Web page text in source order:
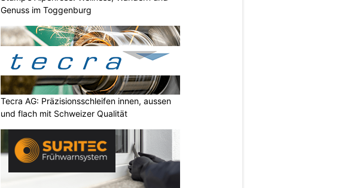
Genuss im Toggenburg
Tecra AG: Präzisionsschleifen innen, aussen
und flach mit Schweizer Qualität